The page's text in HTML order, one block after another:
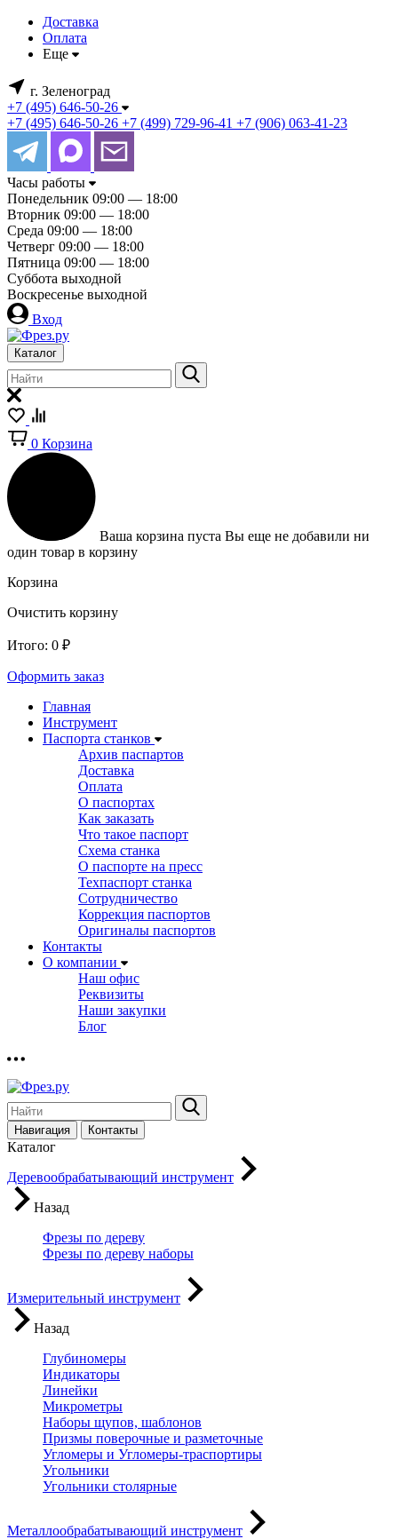
Доставка
Оплата
Еще
г. Зеленоград
+7 (495) 646-50-26
+7 (495) 646-50-26 +7 (499) 729-96-41 +7 (906) 063-41-23
Часы работы
Понедельник 09:00 — 18:00
Вторник 09:00 — 18:00
Среда 09:00 — 18:00
Четверг 09:00 — 18:00
Пятница 09:00 — 18:00
Суббота выходной
Воскресенье выходной
Вход
Каталог
0 Корзина
Ваша корзина пуста Вы еще не добавили ни
один товар в корзину
Корзина
Очистить корзину
Итого: 0 ₽
Оформить заказ
Главная
Инструмент
Паспорта станков
Архив паспартов
Доставка
Оплата
О паспортах
Как заказать
Что такое паспорт
Схема станка
О паспорте на пресс
Техпаспорт станка
Сотрудничество
Коррекция паспортов
Оригиналы паспортов
Контакты
О компании
Наш офис
Реквизиты
Наши закупки
Блог
Навигация Контакты
Каталог
Деревообрабатывающий инструмент
Назад
Фрезы по дереву
Фрезы по дереву наборы
Измерительный инструмент
Назад
Глубиномеры
Индикаторы
Линейки
Микрометры
Наборы щупов, шаблонов
Призмы поверочные и разметочные
Угломеры и Угломеры-траспортиры
Угольники
Угольники столярные
Металлообрабатывающий инструмент